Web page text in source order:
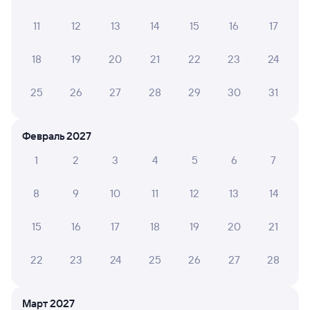
из Советской Гавани-Сорт.
Владивосток
от 1 ⁠146 ⁠₽ 1 ⁠194 ⁠₽ 1 ⁠835 ⁠₽ от 2 ⁠612 ⁠₽
Найдём билет на поезд за вас
Отели во Владивостоке
Поддержка 24/7 на Туту
Отзывы пассажиров Туту о поездах
11 12 13 14 15 16 17
18 19 20 21 22 23 24
25 26 27 28 29 30 31
Февраль 2027
1
2 3 4 5 6 7
8 9 10 11 12 13 14
15 16 17 18 19 20 21
22 23 24 25 26 27 28
Март 2027